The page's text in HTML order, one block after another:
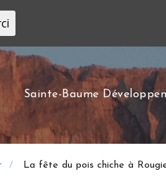
Sainte-Baume
La fête du pois chiche à